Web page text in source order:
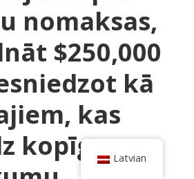
nomaksas,
$250,000
kā
kas
kopīgu Latvian